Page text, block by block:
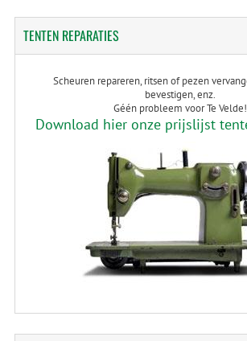
TENTENREPARATIES
Scheuren repareren, ritsen of pezen
bevestigen, enz.
Géén probleem voor Te Velde!
Download hier onze prijslijst